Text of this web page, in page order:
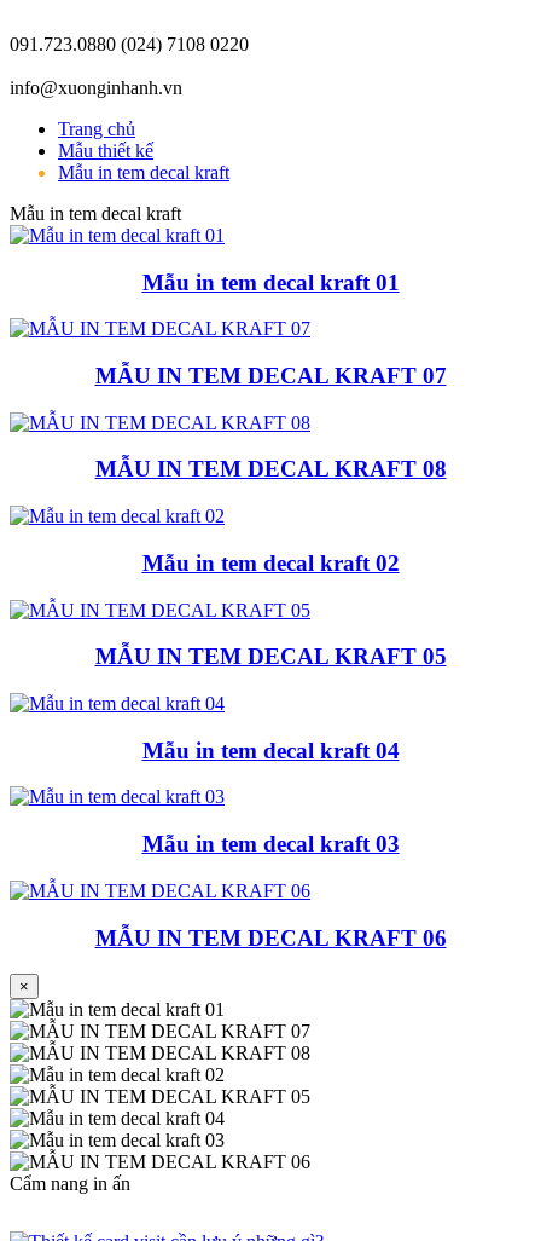
091.723.0880 (024) 7108 0220
info@xuonginhanh.vn
Trang chủ
Mẫu thiết kế
Mẫu in tem decal kraft
Mẫu in tem decal kraft
Mẫu in tem decal kraft 01
MẪU IN TEM DECAL KRAFT 07
MẪU IN TEM DECAL KRAFT 08
Mẫu in tem decal kraft 02
MẪU IN TEM DECAL KRAFT 05
Mẫu in tem decal kraft 04
Mẫu in tem decal kraft 03
MẪU IN TEM DECAL KRAFT 06
×
Cẩm nang in ấn